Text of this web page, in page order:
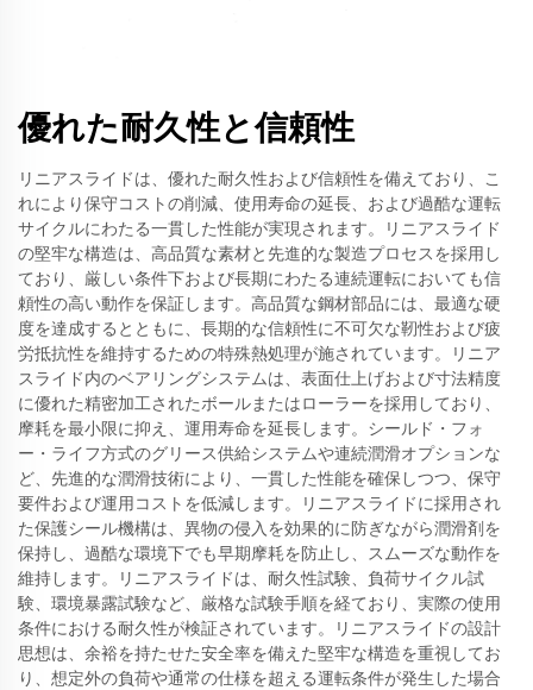
優れた耐久性と信頼性
リニアスライドは、優れた耐久性および信頼性を備えており、こ
れにより保守コストの削減、使用寿命の延長、および過酷な運転
サイクルにわたる一貫した性能が実現されます。リニアスライド
の堅牢な構造は、高品質な素材と先進的な製造プロセスを採用し
ており、厳しい条件下および長期にわたる連続運転においても信
頼性の高い動作を保証します。高品質な鋼材部品には、最適な硬
度を達成するとともに、長期的な信頼性に不可欠な靭性および疲
労抵抗性を維持するための特殊熱処理が施されています。リニア
スライド内のベアリングシステムは、表面仕上げおよび寸法精度
に優れた精密加工されたボールまたはローラーを採用しており、
摩耗を最小限に抑え、運用寿命を延長します。シールド・フォ
ー・ライフ方式のグリース供給システムや連続潤滑オプションな
ど、先進的な潤滑技術により、一貫した性能を確保しつつ、保守
要件および運用コストを低減します。リニアスライドに採用され
た保護シール機構は、異物の侵入を効果的に防ぎながら潤滑剤を
保持し、過酷な環境下でも早期摩耗を防止し、スムーズな動作を
維持します。リニアスライドは、耐久性試験、負荷サイクル試
験、環境暴露試験など、厳格な試験手順を経ており、実際の使用
条件における耐久性が検証されています。リニアスライドの設計
思想は、余裕を持たせた安全率を備えた堅牢な構造を重視してお
り、想定外の負荷や通常の仕様を超える運転条件が発生した場合